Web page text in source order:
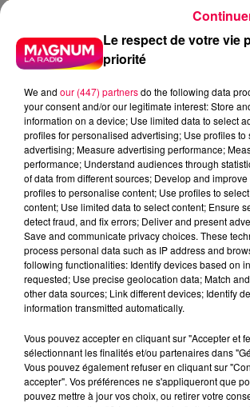
parents-2.mp3
Le respect de votre vie
priorité
We and our (447) partnersdo the following data
your consent and/or our legitimate interest: Store
information on a device; Use limited data to select
profiles for personalised advertising; Use profiles to
advertising; Measure advertising performance;
performance; Understand audiences through
of data from different sources; Develop and
profiles to personalise content; Use profiles to
content; Use limited data to select content; Ensure
detect fraud, and fix errors; Deliver and present
Save and communicate privacy choices. These
process personal data such as IP address and
following functionalities: Identify devices based on
requested; Use precise geolocation data; Match
other data sources; Link different devices; Identify
information transmitted automatically.
Vous pouvez accepter en cliquant sur "Accepter et
sélectionnant les finalités et/ou partenaires dans
Vous pouvez également refuser en cliquant sur
accepter". Vos préférences ne s'appliqueront que
pouvez mettre à jour vos choix, ou retirer votre